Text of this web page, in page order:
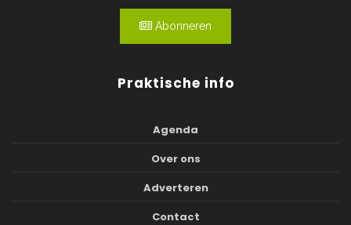
Abonneren
Praktische info
Agenda
Over ons
Adverteren
Contact